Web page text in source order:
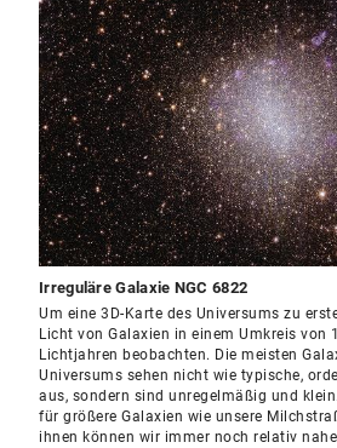
Irreguläre Galaxie NGC 6822
Um eine 3D-Karte des Universums zu
Licht von Galaxien in einem Umkreis von
Lichtjahren beobachten. Die meisten
Universums sehen nicht wie typische,
aus, sondern sind unregelmäßig und
für größere Galaxien wie unsere
ihnen können wir immer noch relativ